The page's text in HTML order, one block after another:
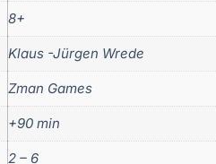
8+
Klaus -Jürgen Wrede
Zman Games
+90 min
2 – 6